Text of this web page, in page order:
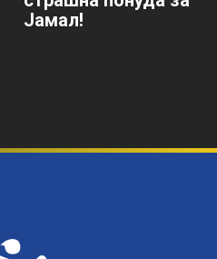
Јамал!